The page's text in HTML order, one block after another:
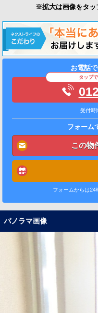
※拡大は画像をタッ
お電話
タップ
受付時
フォーム
この物
フォームからは24
パノラマ画像